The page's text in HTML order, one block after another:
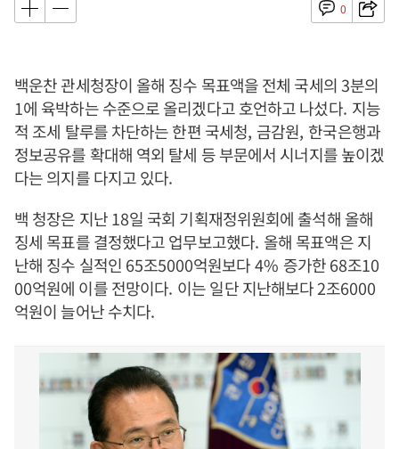
0
백운찬 관세청장이 올해 징수 목표액을 전체 국세의3분의
1에 육박하는 수준으로 올리겠다고 호언하고 나섰다. 지능
적 조세 탈루를 차단하는 한편 국세청, 금감원, 한국은행과
정보공유를 확대해 역외 탈세 등 부문에서 시너지를 높이겠
다는 의지를 다지고 있다.
백 청장은 지난18일 국회 기획재정위원회에 출석해 올해
징세 목표를 결정했다고 업무보고했다. 올해 목표액은 지
난해 징수 실적인 65조5000억원보다4% 증가한68조10
00억원에 이를 전망이다. 이는 일단 지난해보다2조6000
억원이 늘어난 수치다.